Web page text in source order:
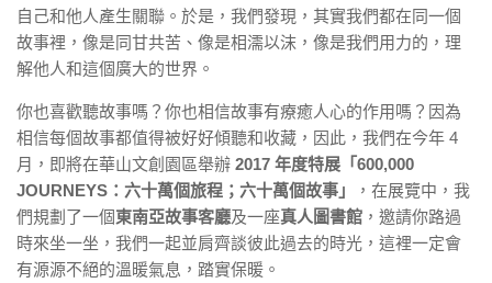
自己和他人產生關聯。於是，我們發現，其實我們都在同一個
故事裡，像是同甘共苦、像是相濡以沫，像是我們用力的，理
解他人和這個廣大的世界。
你也喜歡聽故事嗎？你也相信故事有療癒人心的作用嗎？因為
相信每個故事都值得被好好傾聽和收藏，因此，我們在今年 4
月，即將在華山文創園區舉辦 2017 年度特展「600,000
JOURNEYS：六十萬個旅程；六十萬個故事」
，在展覽中，我
們規劃了一個東南亞故事客廳及一座真人圖書館 ，邀請你路過
時來坐一坐，我們一起並肩齊談彼此過去的時光，這裡一定會
有源源不絕的溫暖氣息，踏實保暖。